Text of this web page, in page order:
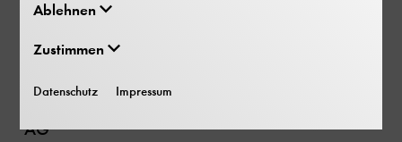
Lithiumniobat, strukturierte Scheibe von Siemens
AG
Ablehnen
Zustimmen
Datenschutz Impressum